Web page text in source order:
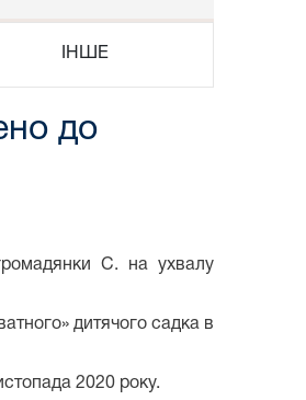
ІНШЕ
до
С. на ухвалу
дитячого садка в
2020 року.